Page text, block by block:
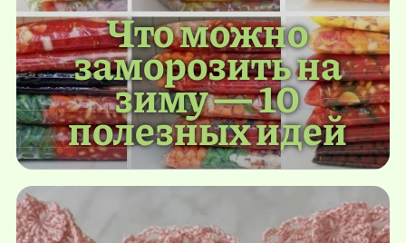
Что можно
заморозить на
зиму — 10
полезных идей